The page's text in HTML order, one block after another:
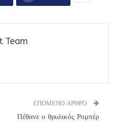
Team
ΕΠΟΜΕΝΟ ΑΡΘΡΟ
Πέθανε ο θρυλικός Ρομπέρ